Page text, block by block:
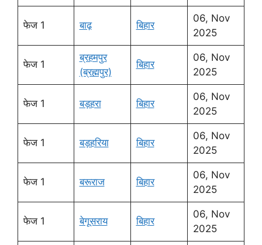
फेज 1 बाढ़ बिहार
06, Nov
2025
फेज 1
ब्रहमपुर
(ब्रह्मपुर)
बिहार
06, Nov
2025
फेज 1 बड़हरा बिहार
06, Nov
2025
फेज 1 बड़हरिया बिहार
06, Nov
2025
फेज 1 बरूराज बिहार
06, Nov
2025
फेज 1 बेगूसराय बिहार
06, Nov
2025